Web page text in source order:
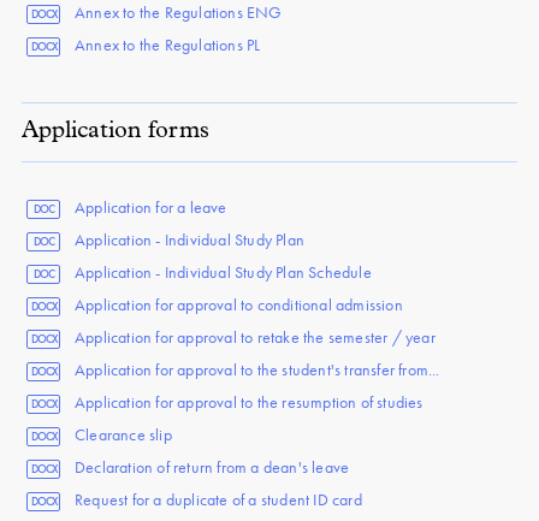
DOCX Annex to the Regulations ENG
DOCX Annex to the Regulations PL
Application forms
DOC Application for a leave
DOC Application - Individual Study Plan
DOC Application - Individual Study Plan Schedule
DOCX Application for approval to conditional admission
DOCX Application for approval to retake the semester / year
DOCX Application for approval to the student's transfer from...
DOCX Application for approval to the resumption of studies
DOCX Clearance slip
DOCX Declaration of return from a dean's leave
DOCX Request for a duplicate of a student ID card